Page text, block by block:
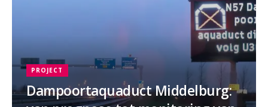
Dampoortaquaduct Middelburg:
PROJECT